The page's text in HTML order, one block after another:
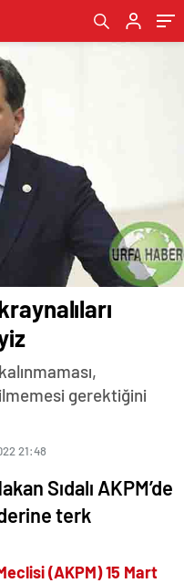
gerektiğini
21:48
Sıdalı AKPM’de
terk
(AKPM) 15 Mart